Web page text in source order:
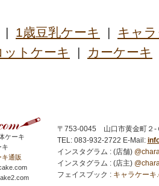
1歳豆乳ケーキ | キャ
ットケーキ | カーケーキ
ケーキ
キ
キ通販
〒753-0045 山口市黄金町
TEL: 083-932-2722 E-Mail:
インスタグラム : (店舗)
インスタグラム : (店主)
フェイスブック : キャラケー